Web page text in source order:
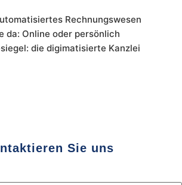
Rechnungswesen
da: Online oder persönlich
die digimatisierte Kanzlei
Sie uns